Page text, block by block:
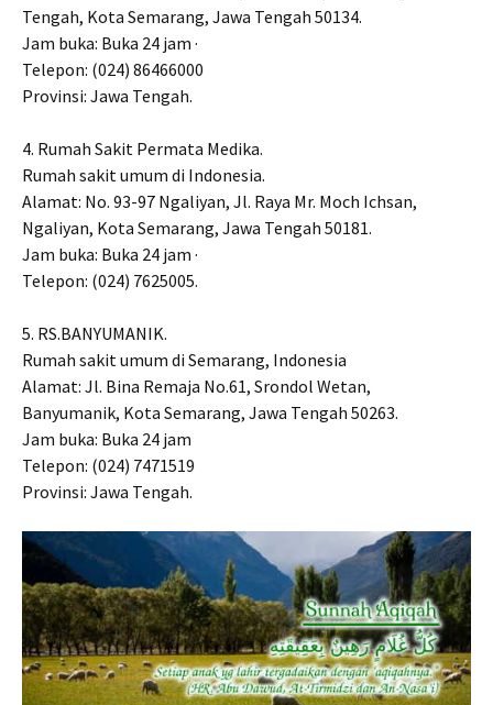
Tengah, Kota Semarang, Jawa Tengah 50134.
Jam buka: Buka 24 jam ·
Telepon: (024) 86466000
Provinsi: Jawa Tengah.
4. Rumah Sakit Permata Medika.
Rumah sakit umum di Indonesia.
Alamat: No. 93-97 Ngaliyan, Jl. Raya Mr. Moch Ichsan,
Ngaliyan, Kota Semarang, Jawa Tengah 50181.
Jam buka: Buka 24 jam ·
Telepon: (024) 7625005.
5. RS.BANYUMANIK.
Rumah sakit umum di Semarang, Indonesia
Alamat: Jl. Bina Remaja No.61, Srondol Wetan,
Banyumanik, Kota Semarang, Jawa Tengah 50263.
Jam buka: Buka 24 jam
Telepon: (024) 7471519
Provinsi: Jawa Tengah.